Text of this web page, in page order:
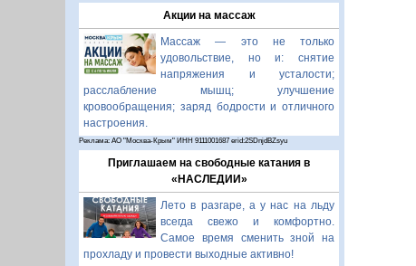
Акции на массаж
Массаж — это не только
удовольствие, но и: снятие
напряжения и усталости;
расслабление мышц; улучшение
кровообращения; заряд бодрости и отличного
настроения.
Реклама: АО "Москва-Крым" ИНН 9111001687 erid:2SDnjdBZsyu
Приглашаем на свободные катания в
«НАСЛЕДИИ»
Лето в разгаре, а у нас на льду
всегда свежо и комфортно.
Самое время сменить зной на
прохладу и провести выходные активно!